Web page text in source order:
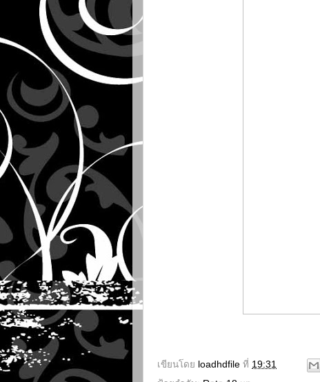
เขียนโดย loadhdfile ที่ 19:31